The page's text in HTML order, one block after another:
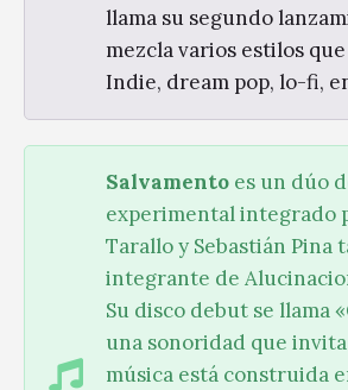
llama su segundo
mezcla varios estilos
Indie, dream pop, lo-fi,
Salvamento es un dúo
experimental integrado
Tarallo y Sebastián Pina
integrante de
Su disco debut se llama
una sonoridad que
música está construida